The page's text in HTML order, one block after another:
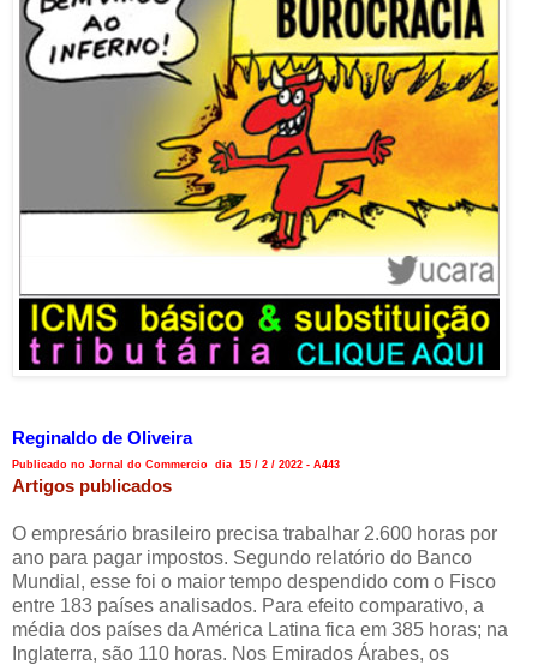
Reginaldo de Oliveira
Publicado no Jornal do Commercio dia 15 / 2 / 2022 - A443
Artigos publicados
O empresário brasileiro precisa trabalhar 2.600 horas por
ano para pagar impostos. Segundo relatório do Banco
Mundial, esse foi o maior tempo despendido com o Fisco
entre 183 países analisados. Para efeito comparativo, a
média dos países da América Latina fica em 385 horas; na
Inglaterra, são 110 horas. Nos Emirados Árabes, os